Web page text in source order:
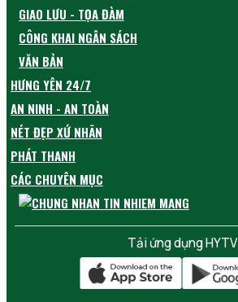
GIAO LƯU - TỌA ĐÀM
CÔNG KHAI NGÂN SÁCH
VĂN BẢN
HƯNG YÊN 24/7
AN NINH - AN TOÀN
NÉT ĐẸP XỨ NHÃN
PHÁT THANH
CÁC CHUYÊN MỤC
Tải ứng dụng HYTV